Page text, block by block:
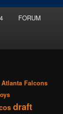
FORUM
Atlanta Falcons
draft